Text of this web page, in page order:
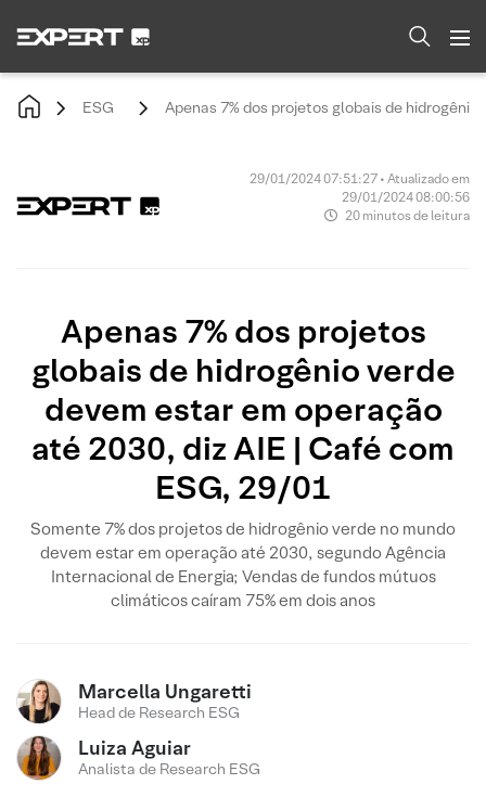
ESG Apenas 7% dos projetos globais de
29/01/2024 07:51:27 • Atualizado em
29/01/2024 08:00:56
20 minutos de leitura
Apenas 7% dos projetos
globais de hidrogênio verde
devem estar em operação
até 2030, diz AIE | Café com
ESG, 29/01
Somente 7% dos projetos de hidrogênio verde no mundo
devem estar em operação até 2030, segundo Agência
Internacional de Energia; Vendas de fundos mútuos
climáticos caíram 75% em dois anos
Marcella Ungaretti
Head de Research ESG
Luiza Aguiar
Analista de Research ESG